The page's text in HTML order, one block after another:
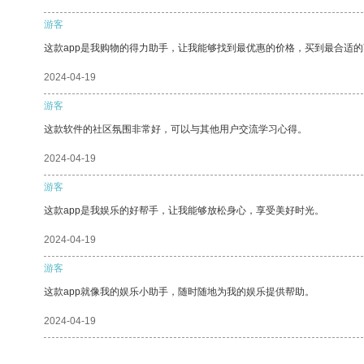
游客
这款app是我购物的得力助手，让我能够找到最优惠的价格，买到最合适
2024-04-19
游客
这款软件的社区氛围非常好，可以与其他用户交流学习心得。
2024-04-19
游客
这款app是我娱乐的好帮手，让我能够放松身心，享受美好时光。
2024-04-19
游客
这款app就像我的娱乐小助手，随时随地为我的娱乐提供帮助。
2024-04-19